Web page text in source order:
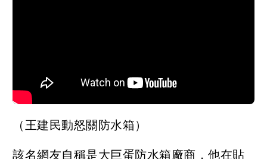
（王建民動怒關防水箱）
該名網友自稱是大巨蛋防水箱廠商，他在貼